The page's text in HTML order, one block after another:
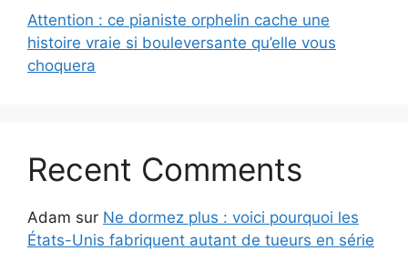
Attention : ce pianiste orphelin cache une
histoire vraie si bouleversante qu’elle vous
choquera
Recent Comments
Adam sur Ne dormez plus : voici pourquoi les
États-Unis fabriquent autant de tueurs en série